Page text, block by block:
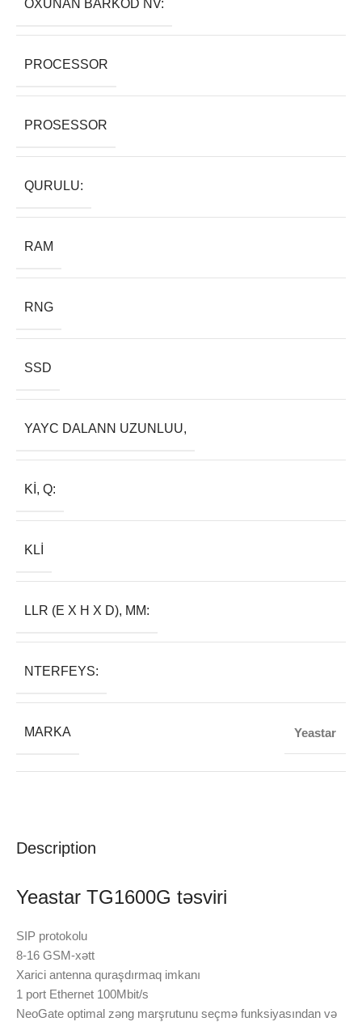
Description
Yeastar TG1600G təsviri
SIP protokolu
8-16 GSM-xətt
Xarici antenna quraşdırmaq imkanı
1 port Ethernet 100Mbit/s
NeoGate optimal zəng marşrutunu seçmə funksiyasından və
OXUNAN BARKOD NV:
PROCESSOR
PROSESSOR
QURULU:
RAM
RNG
SSD
YAYC DALANN UZUNLUU,
KI, Q:
KLI
LLR (E X H X D), MM:
NTERFEYS:
MARKA Yeastar